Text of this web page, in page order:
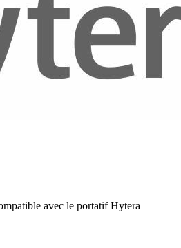
avec le portatif Hytera